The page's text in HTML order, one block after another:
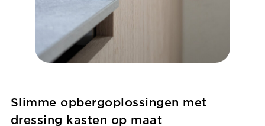
Slimme opbergoplossingen met
dressing kasten op maat